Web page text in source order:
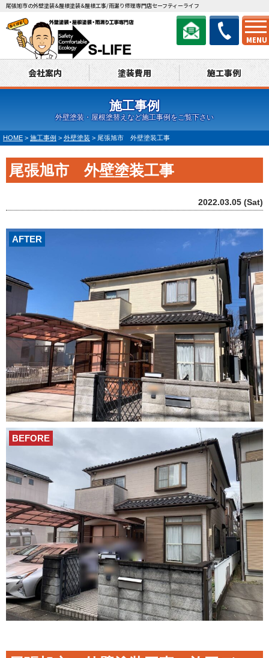
MENU
尾張旭市の外壁塗装&屋根塗装&屋根工事/雨漏り修理専門店セーフティーライフ
会社案内 塗装費用 施工事例
施工事例
外壁塗装・屋根塗替えなど施工事例をご覧下さい
HOME > 施工事例 > 外壁塗装 > 尾張旭市 外壁塗装工事
尾張旭市 外壁塗装工事
2022.03.05 (Sat)
AFTER
BEFORE